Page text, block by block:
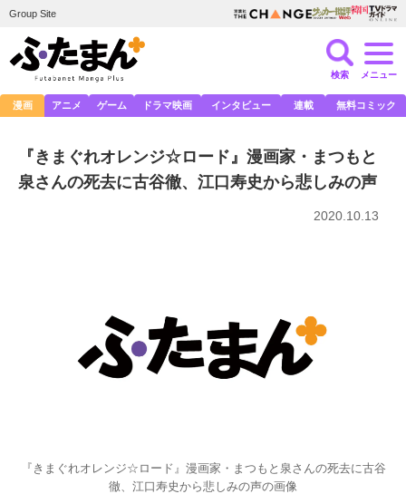
Group Site
検索 メニュー
漫画 アニメ ゲーム ドラマ映画 インタビュー 連載 無料コミック
『きまぐれオレンジ☆ロード』漫画家・まつもと
泉さんの死去に古谷徹、江口寿史から悲しみの声
2020.10.13
『きまぐれオレンジ☆ロード』漫画家・まつもと泉さんの死去に古谷
徹、江口寿史から悲しみの声の画像